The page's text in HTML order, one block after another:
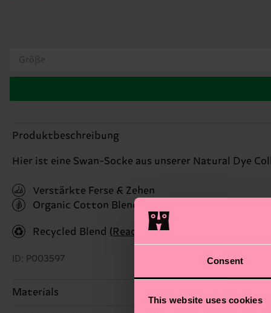
Consent
This website uses cookies
Größe
Produktbeschreibung
Hier ist eine Swan-Socke aus unserer Natural Dye
Verstärkte Ferse & Zehen
Organic Cotton Blend
Recycled Blend (Read more here)
ID: P003597
Materials